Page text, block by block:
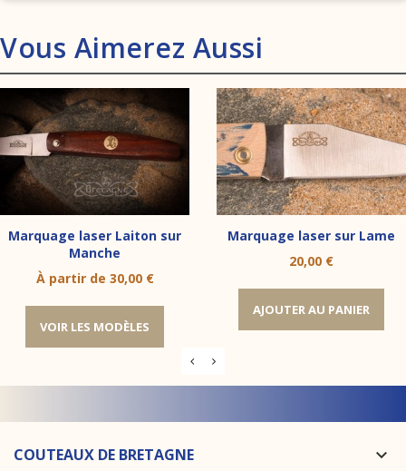
Vous Aimerez Aussi
Marquage laser Laiton sur
Manche
Prix
À partir de 30,00 €
VOIR LES MODÈLES
Marquage laser sur Lame
Prix
20,00 €
AJOUTER AU PANIER
COUTEAUX DE BRETAGNE 